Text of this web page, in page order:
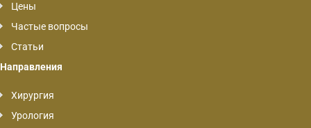
Цены
Частые вопросы
Статьи
Направления
Хирургия
Урология